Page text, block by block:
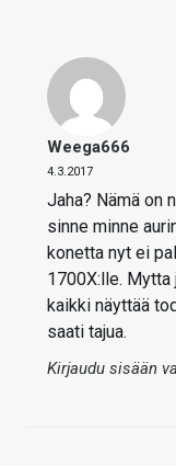
Weega666
4.3.2017
Jaha? Nämä on
sinne minne
konetta nyt ei
1700X:lle.
kaikki näyttää
saati tajua.
Kirjaudu sisään